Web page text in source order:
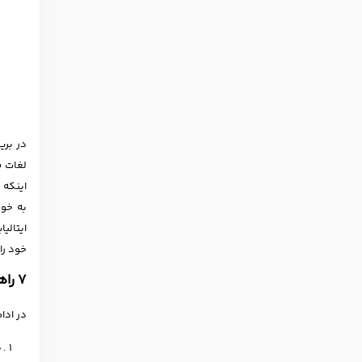
در
لغات
به
خود را حفظ
7 راهکار برای بهبود تلفظ انگلیسی
در